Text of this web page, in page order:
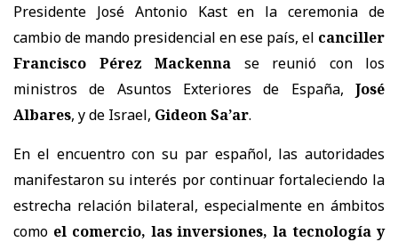
Presidente José Antonio Kast en la ceremonia de
cambio de mando presidencial en ese país, el canciller
Francisco Pérez Mackenna se reunió con los
ministros de Asuntos Exteriores de España, José
Albares, y de Israel, Gideon Sa’ar.
En el encuentro con su par español, las autoridades
manifestaron su interés por continuar fortaleciendo la
estrecha relación bilateral, especialmente en ámbitos
como el comercio, las inversiones, la tecnología y